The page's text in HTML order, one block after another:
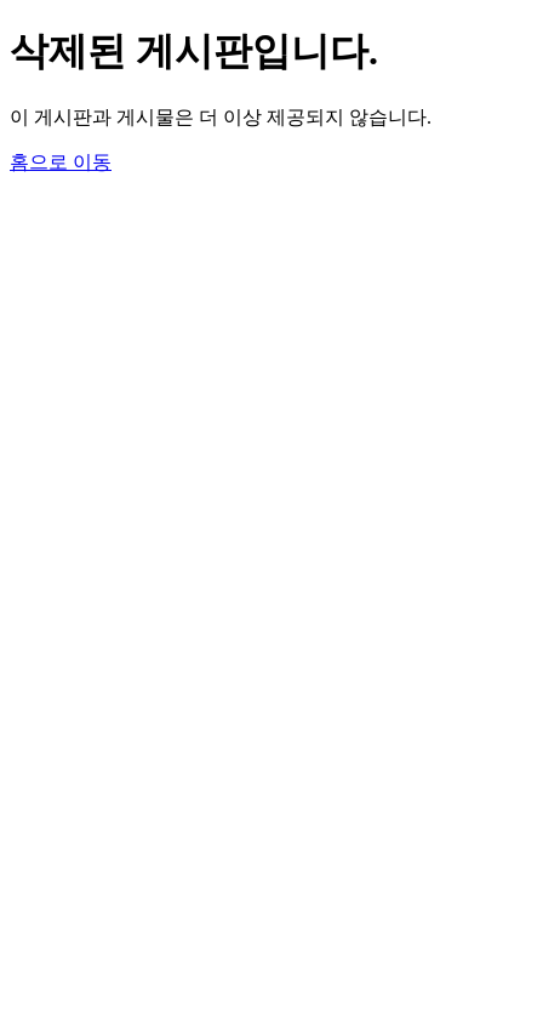
삭제된 게시판입니다.
이 게시판과 게시물은 더 이상 제공되지 않습니다.
홈으로 이동